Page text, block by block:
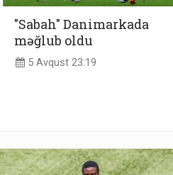
"Sabah" Danimarkada
məğlub oldu
5 Avqust 23:19